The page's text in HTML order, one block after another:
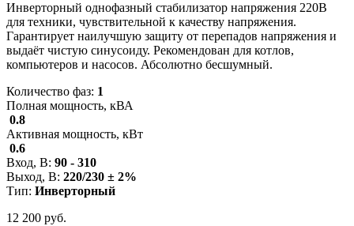
Инверторный однофазный стабилизатор напряжения 220В
для техники, чувствительной к качеству напряжения.
Гарантирует наилучшую защиту от перепадов напряжения и
выдаёт чистую синусоиду. Рекомендован для котлов,
компьютеров и насосов. Абсолютно бесшумный.
Количество фаз: 1
Полная мощность, кВА
0.8
Активная мощность, кВт
0.6
Вход, В: 90 - 310
Выход, В: 220/230 ± 2%
Тип: Инверторный
12 200 руб.